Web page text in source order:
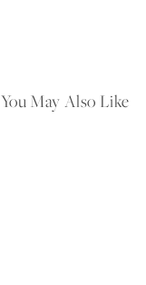
You May Also Like